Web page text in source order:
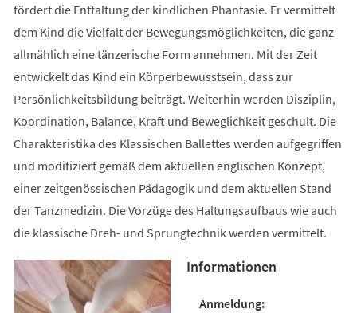
fördert die Entfaltung der kindlichen Phantasie. Er vermittelt
dem Kind die Vielfalt der Bewegungsmöglichkeiten, die ganz
allmählich eine tänzerische Form annehmen. Mit der Zeit
entwickelt das Kind ein Körperbewusstsein, dass zur
Persönlichkeitsbildung beiträgt. Weiterhin werden Disziplin,
Koordination, Balance, Kraft und Beweglichkeit geschult. Die
Charakteristika des Klassischen Ballettes werden aufgegriffen
und modifiziert gemäß dem aktuellen englischen Konzept,
einer zeitgenössischen Pädagogik und dem aktuellen Stand
der Tanzmedizin. Die Vorzüge des Haltungsaufbaus wie auch
die klassische Dreh- und Sprungtechnik werden vermittelt.
Informationen